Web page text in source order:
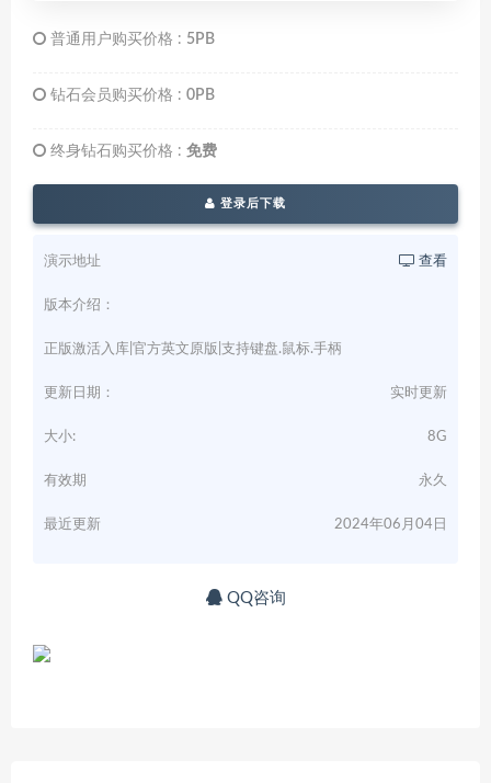
普通用户购买价格 : 5PB
钻石会员购买价格 : 0PB
终身钻石购买价格 : 免费
登录后下载
演示地址 查看
版本介绍：
正版激活入库|官方英文原版|支持键盘.鼠标.手柄
更新日期： 实时更新
大小: 8G
有效期 永久
最近更新 2024年06月04日
QQ咨询